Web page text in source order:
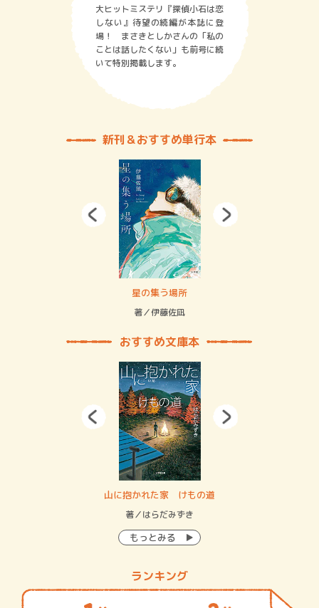
大ヒットミステリ『探偵小石は恋
しない』待望の続編が本誌に登
場！ まさきとしかさんの「私の
ことは話したくない」も前号に続
いて特別掲載します。
新刊＆おすすめ単行本
星の集う場所
著／伊藤佐凪
おすすめ文庫本
山に抱かれた家 けもの道
著／はらだみずき
もっとみる
ランキング